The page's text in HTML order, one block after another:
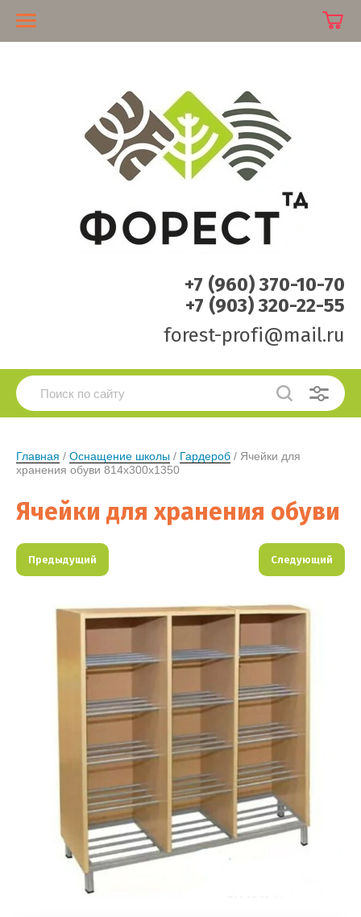
+7 (960) 370-10-70
+7 (903) 320-22-55
forest-profi@mail.ru
Главная / Оснащение школы / Гардероб / Ячейки для
хранения обуви 814х300х1350
Ячейки для хранения обуви
Предыдущий Следующий